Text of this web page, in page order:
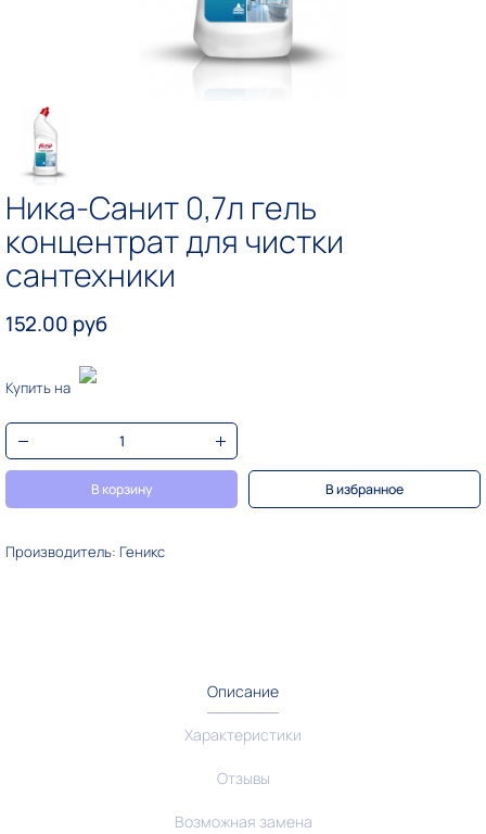
Ника-Санит 0,7л гель
концентрат для чистки
сантехники
152.00 руб
Купить на
В корзину В избранное
Производитель: Геникс
Описание
Характеристики
Отзывы
Возможная замена